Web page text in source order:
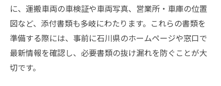
に、運搬車両の車検証や車両写真、営業所・車庫の位置
図など、添付書類も多岐にわたります。これらの書類を
準備する際には、事前に石川県のホームページや窓口で
最新情報を確認し、必要書類の抜け漏れを防ぐことが大
切です。